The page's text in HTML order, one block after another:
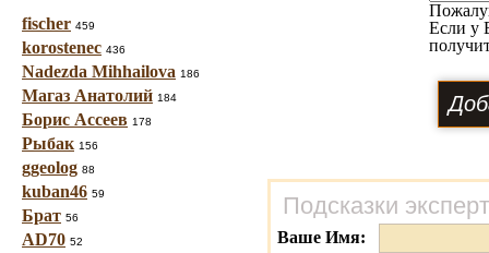
fischer 459
korostenec 436
Nadezda Mihhailova 186
Магаз Анатолий 184
Борис Ассеев 178
Рыбак 156
ggeolog 88
kuban46 59
Брат 56
AD70 52
Если у
Подсказки
Ваше Имя: